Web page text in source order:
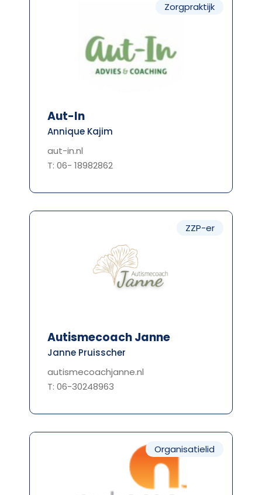
Zorgpraktijk
Aut-In
Annique Kajim
aut-in.nl
T: 06- 18982862
ZZP-er
Autismecoach Janne
Janne Pruisscher
autismecoachjanne.nl
T: 06-30248963
Organisatielid